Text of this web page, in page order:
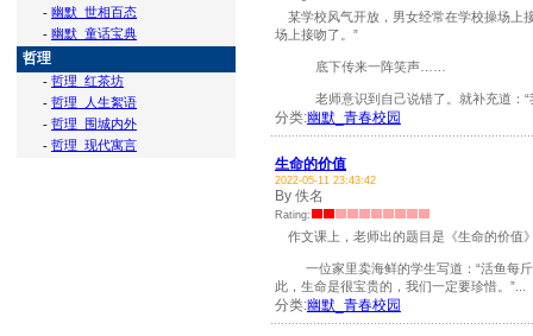
- 幽默_世相百态
- 幽默_童话宝典
哲理
- 哲理_红茶坊
- 哲理_人生絮语
- 哲理_围城内外
- 哲理_现代寓言
某学校风气开放，男女经常在学校操场上
场上接吻了。”
底下传来一阵笑声……
老师意识到自己说错了。就补充道：“
分类:幽默_青春校园
生命的价值
2022-05-11 23:43:42
By 佚名
Rating:
作文课上，老师出的题目是《生命的价值
一位家里卖海鲜的学生写道：“活鱼每斤
此，生命是很宝贵的，我们一定要珍惜。”...
分类:幽默_青春校园